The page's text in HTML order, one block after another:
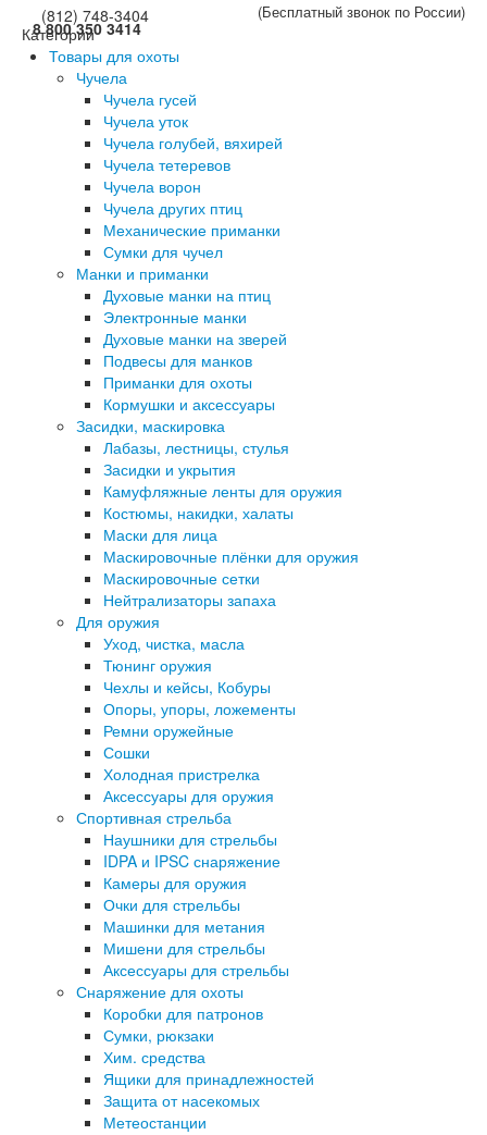
(812) 748-3404
8 800 350 3414
(Бесплатный звонок по России)
Категории
Товары для охоты
Чучела
Чучела гусей
Чучела уток
Чучела голубей, вяхирей
Чучела тетеревов
Чучела ворон
Чучела других птиц
Механические приманки
Сумки для чучел
Манки и приманки
Духовые манки на птиц
Электронные манки
Духовые манки на зверей
Подвесы для манков
Приманки для охоты
Кормушки и аксессуары
Засидки, маскировка
Лабазы, лестницы, стулья
Засидки и укрытия
Камуфляжные ленты для оружия
Костюмы, накидки, халаты
Маски для лица
Маскировочные плёнки для оружия
Маскировочные сетки
Нейтрализаторы запаха
Для оружия
Уход, чистка, масла
Тюнинг оружия
Чехлы и кейсы, Кобуры
Опоры, упоры, ложементы
Ремни оружейные
Сошки
Холодная пристрелка
Аксессуары для оружия
Спортивная стрельба
Наушники для стрельбы
IDPA и IPSC снаряжение
Камеры для оружия
Очки для стрельбы
Машинки для метания
Мишени для стрельбы
Аксессуары для стрельбы
Снаряжение для охоты
Коробки для патронов
Сумки, рюкзаки
Хим. средства
Ящики для принадлежностей
Защита от насекомых
Метеостанции